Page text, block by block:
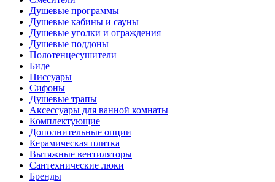
Душевые программы
Душевые кабины и сауны
Душевые уголки и ограждения
Душевые поддоны
Полотенцесушители
Биде
Писсуары
Сифоны
Душевые трапы
Аксессуары для ванной комнаты
Комплектующие
Дополнительные опции
Керамическая плитка
Вытяжные вентиляторы
Сантехнические люки
Бренды